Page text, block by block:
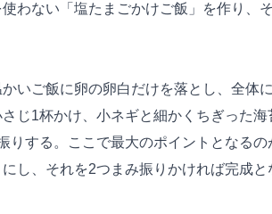
わない「塩たまごかけご飯」を作り、
いご飯に卵の卵白だけを落とし、全体
じ1杯かけ、小ネギと細かくちぎった海
りする。ここで最大のポイントとなる
にし、それを2つまみ振りかければ完成